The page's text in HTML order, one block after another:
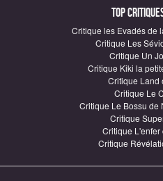
Top
Critique les Evadés de
Critique Les
Critique Un
Critique Kiki la
Critique Land
Critique Le
Critique Le Bossu de
Critique
Critique L'enfer
Critique